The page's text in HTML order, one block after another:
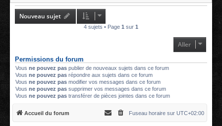
Nouveau sujet
4 sujets • Page 1 sur 1
Aller
Permissions du forum
Vous ne pouvez pas publier de nouveaux sujets dans ce forum
Vous ne pouvez pas répondre aux sujets dans ce forum
Vous ne pouvez pas modifier vos messages dans ce forum
Vous ne pouvez pas supprimer vos messages dans ce forum
Vous ne pouvez pas transférer de pièces jointes dans ce forum
Accueil du forum Fuseau horaire sur UTC+02:00